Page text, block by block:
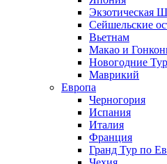
Экзотическая
Сейшельские
Вьетнам
Макао и
Новогодние
Маврикий
Европа
Черногория
Испания
Италия
Франция
Гранд Тур по